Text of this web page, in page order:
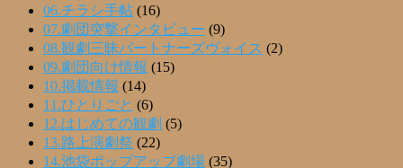
06.チラシ手帖 (16)
07.劇団突撃インタビュー (9)
08.観劇三昧パートナーズヴォイス (2)
09.劇団向け情報 (15)
10.掲載情報 (14)
11.ひとりごと (6)
12.はじめての観劇 (5)
13.路上演劇祭 (22)
14.池袋ポップアップ劇場 (35)